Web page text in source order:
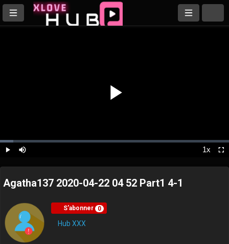
Video
Play Mute
Loaded:
5.85%
1xPlayback
Agatha137 2020-04-22 04 52 Part1 4-1
S'abonner 0
Hub XXX